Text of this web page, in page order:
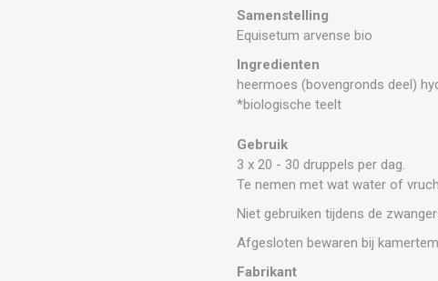
Samenstelling
Equisetum arvense bio
Ingredienten
heermoes (bovengronds deel)
*biologische teelt
Gebruik
3 x 20 - 30 druppels per dag.
Te nemen met wat water of
Niet gebruiken tijdens de
Afgesloten bewaren bij
Fabrikant